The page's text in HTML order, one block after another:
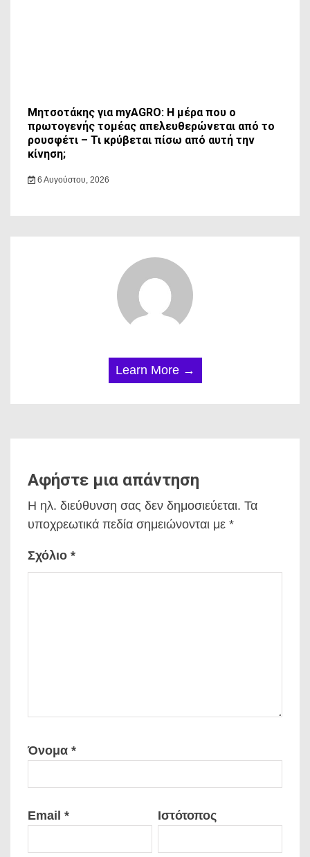
Μητσοτάκης για myAGRO: Η μέρα που ο
πρωτογενής τομέας απελευθερώνεται από το
ρουσφέτι – Τι κρύβεται πίσω από αυτή την
κίνηση;
6 Αυγούστου, 2026
Learn More →
Αφήστε μια απάντηση
Η ηλ. διεύθυνση σας δεν δημοσιεύεται. Τα
υποχρεωτικά πεδία σημειώνονται με *
Σχόλιο *
Όνομα *
Email * Ιστότοπος